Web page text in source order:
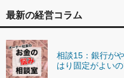
最新の経営コラム
相談15：銀行が
はり固定がよい